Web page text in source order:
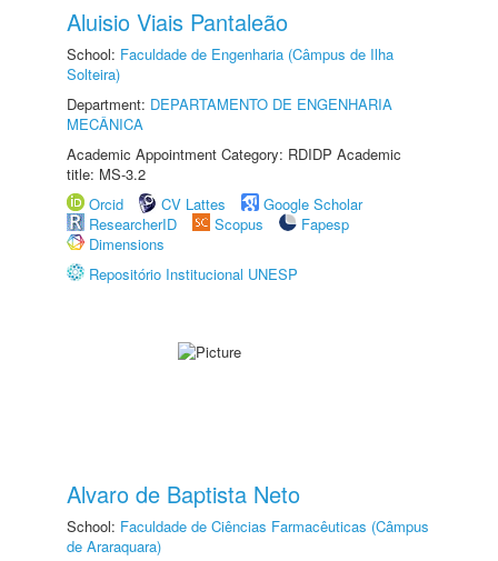
Aluisio Viais Pantaleão
School: Faculdade de Engenharia (Câmpus de Ilha
Solteira)
Department: DEPARTAMENTO DE ENGENHARIA
MECÂNICA
Academic Appointment Category: RDIDP Academic
title: MS-3.2
Orcid
CV Lattes
Google Scholar
ResearcherID
Scopus
Fapesp
Dimensions
Repositório Institucional UNESP
Alvaro de Baptista Neto
School: Faculdade de Ciências Farmacêuticas (Câmpus
de Araraquara)